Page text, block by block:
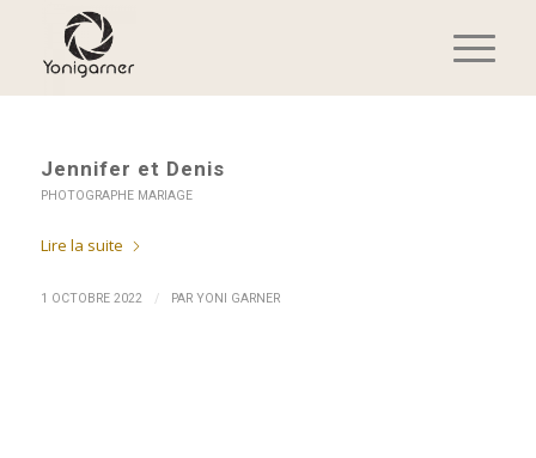
Jennifer et Denis
PHOTOGRAPHE MARIAGE
Lire la suite
1 OCTOBRE 2022 / PAR YONI GARNER